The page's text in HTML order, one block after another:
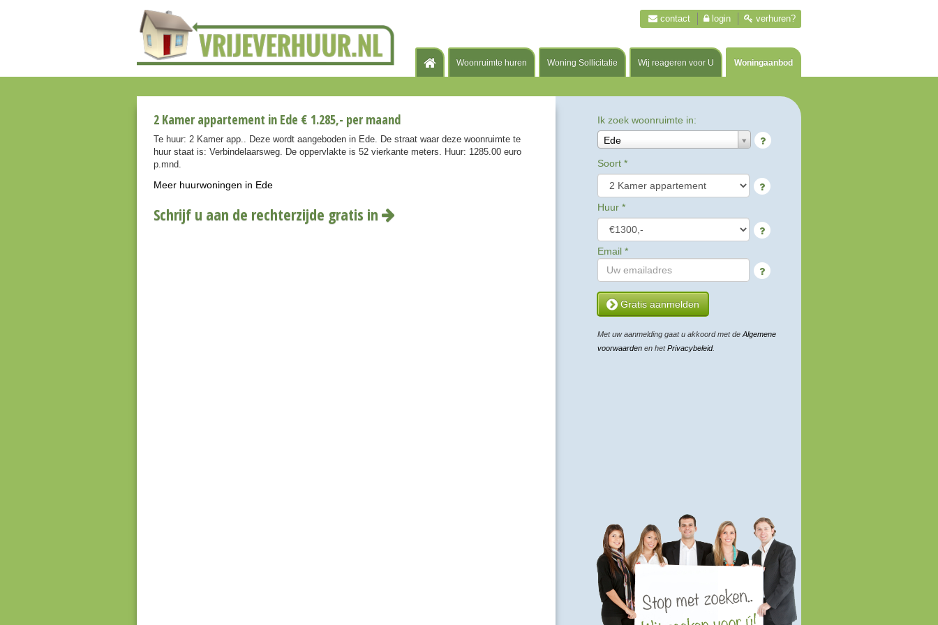
Woonruimte huren Woning Sollicitatie Wij reageren voor U Woningaanbod
contact login verhuren?
2 Kamer appartement in Ede € 1.285,- per maand
Te huur: 2 Kamer app.. Deze wordt aangeboden in Ede. De straat waar deze woonruimte te
huur staat is: Verbindelaarsweg. De oppervlakte is 52 vierkante meters. Huur: 1285.00 euro
p.mnd.
Meer huurwoningen in Ede
Schrijf u aan de rechterzijde gratis in
Ik zoek woonruimte in:
Ede
Soort *
Huur *
Email *
Gratis aanmelden
Met uw aanmelding gaat u akkoord met de Algemene
voorwaarden en hetPrivacybeleid.